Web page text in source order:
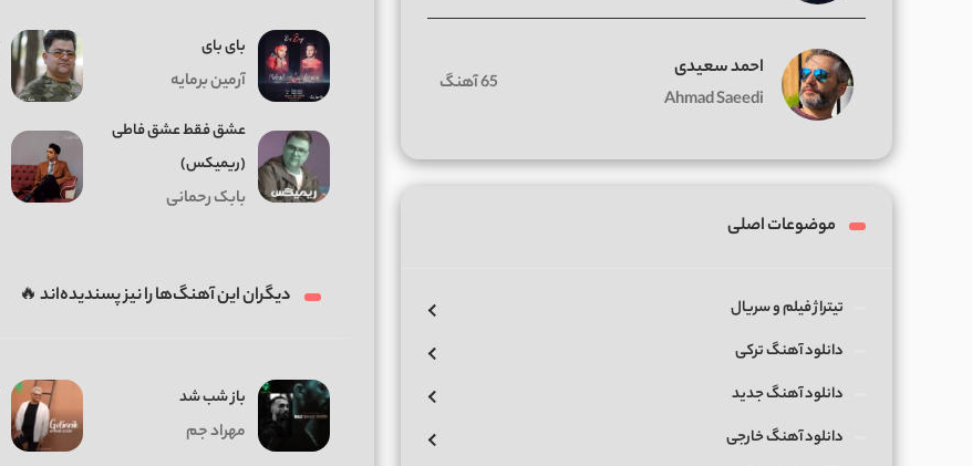
بای بای
آرمین برمایه
عشق فقط عشق فاطی
(ریمیکس)
بابک رحمانی
دیگران این آهنگ‌ها را نیز پسندیده‌اند 🔥
باز شب شد
مهراد جم
احمد سعیدی
Ahmad Saeedi
65 آهنگ
موضوعات اصلی
تیتراژ فیلم و سریال
دانلود آهنگ ترکی
دانلود آهنگ جدید
دانلود آهنگ خارجی